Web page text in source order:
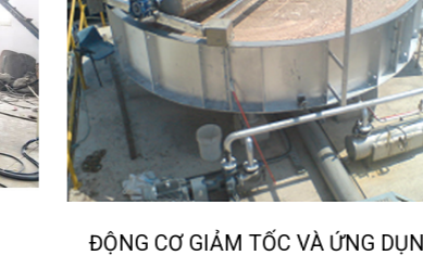
ĐỘNG CƠ GIẢM TỐC VÀ ỨNG DỤNG BỂ